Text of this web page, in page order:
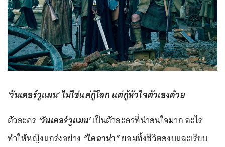
‘วันเดอร์วูแมน’ ไม่ใช่แค่กู้โลก แต่กู้หัวใจตัวเองด้วย
ตัวละคร ‘วันเดอร์วูแมน’เป็นตัวละครที่น่าสนใจมาก อะไร
ทำให้หญิงแกร่งอย่าง “ไดอาน่า”ยอมทิ้งชีวิตสงบและเรียบ